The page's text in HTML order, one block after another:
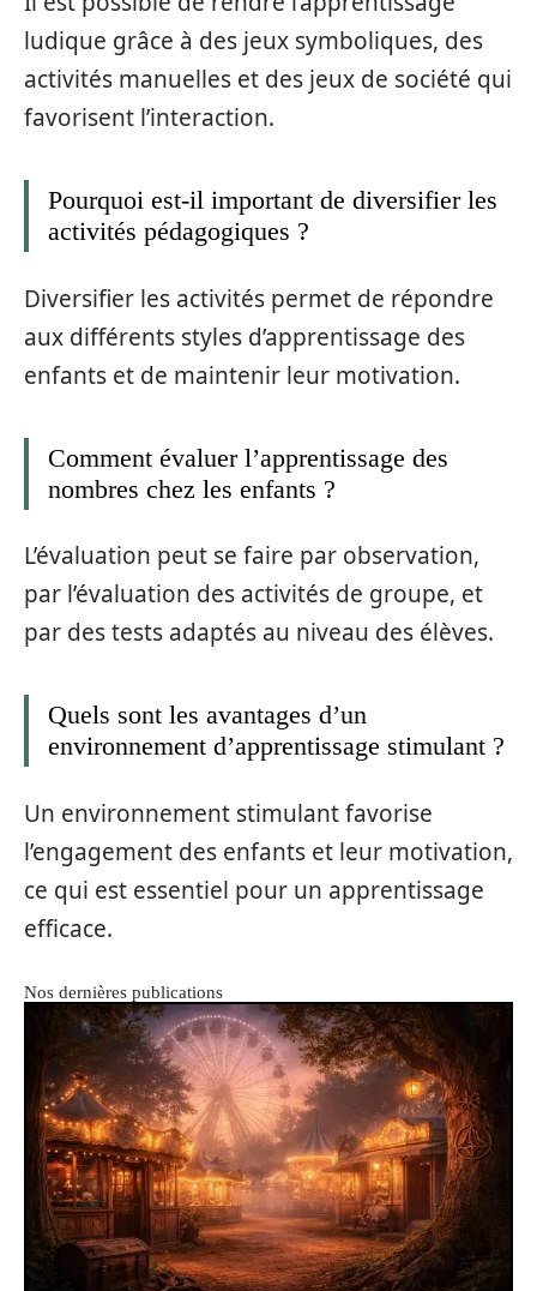
ludique grâce à des jeux symboliques, des
activités manuelles et des jeux de société qui
favorisent l’interaction.
Pourquoi est-il important de diversifier les
activités pédagogiques ?
Diversifier les activités permet de répondre
aux différents styles d’apprentissage des
enfants et de maintenir leur motivation.
Comment évaluer l’apprentissage des
nombres chez les enfants ?
L’évaluation peut se faire par observation,
par l’évaluation des activités de groupe, et
par des tests adaptés au niveau des élèves.
Quels sont les avantages d’un
environnement d’apprentissage stimulant ?
Un environnement stimulant favorise
l’engagement des enfants et leur motivation,
ce qui est essentiel pour un apprentissage
efficace.
Nos dernières publications